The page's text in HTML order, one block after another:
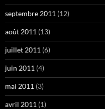
septembre 2011 (12)
août 2011 (13)
juillet 2011 (6)
juin 2011 (4)
mai 2011 (3)
avril 2011 (1)